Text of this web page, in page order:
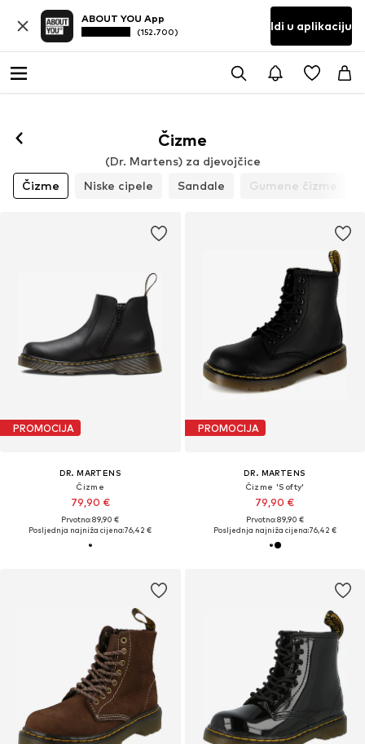
ABOUT YOU App
(152.700) Idi u aplikaciju
Čizme
(Dr. Martens) za djevojčice
Čizme
Niske cipele Sandale Gumene čizme
PROMOCIJA
DR. MARTENS
Čizme
79,90 €
Prvotno: 89,90 €
Posljednja najniža cijena:76,42 €
PROMOCIJA
DR. MARTENS
Čizme 'Softy'
79,90 €
Prvotno: 89,90 €
Posljednja najniža cijena:76,42 €